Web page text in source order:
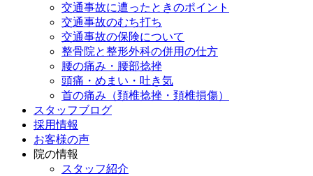
交通事故に遭ったときのポイント
交通事故のむち打ち
交通事故の保険について
整骨院と整形外科の併用の仕方
腰の痛み・腰部捻挫
頭痛・めまい・吐き気
首の痛み（頚椎捻挫・頚椎損傷）
スタッフブログ
採用情報
お客様の声
院の情報
スタッフ紹介